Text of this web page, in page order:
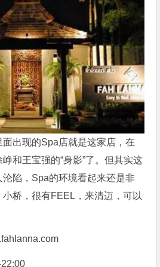
出现的Spa店就是这家店，在
和王宝强的“身影”了。但其实这
陷，Spa的环境看起来还是非
桥，很有FEEL，来清迈，可以